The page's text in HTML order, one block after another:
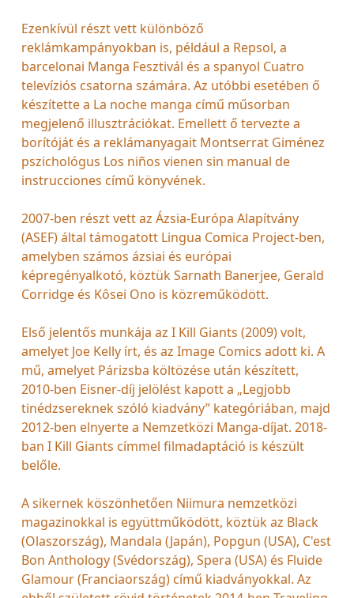
Ezenkívül részt vett különböző
reklámkampányokban is, például a Repsol, a
barcelonai Manga Fesztivál és a spanyol Cuatro
televíziós csatorna számára. Az utóbbi esetében ő
készítette a La noche manga című műsorban
megjelenő illusztrációkat. Emellett ő tervezte a
borítóját és a reklámanyagait Montserrat Giménez
pszichológus Los niños vienen sin manual de
instrucciones című könyvének.
2007-ben részt vett az Ázsia-Európa Alapítvány
(ASEF) által támogatott Lingua Comica Project-ben,
amelyben számos ázsiai és európai
képregényalkotó, köztük Sarnath Banerjee, Gerald
Corridge és Kôsei Ono is közreműködött.
Első jelentős munkája az I Kill Giants (2009) volt,
amelyet Joe Kelly írt, és az Image Comics adott ki. A
mű, amelyet Párizsba költözése után készített,
2010-ben Eisner-díj jelölést kapott a „Legjobb
tinédzsereknek szóló kiadvány” kategóriában, majd
2012-ben elnyerte a Nemzetközi Manga-díjat. 2018-
ban I Kill Giants címmel filmadaptáció is készült
belőle.
A sikernek köszönhetően Niimura nemzetközi
magazinokkal is együttműködött, köztük az Black
(Olaszország), Mandala (Japán), Popgun (USA), C'est
Bon Anthology (Svédország), Spera (USA) és Fluide
Glamour (Franciaország) című kiadványokkal. Az